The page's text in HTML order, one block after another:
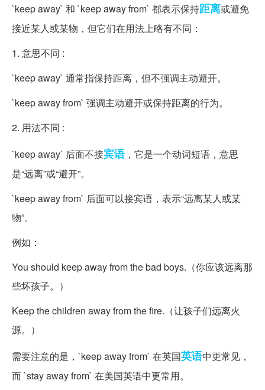
`keep away` 和 `keep away from` 都表示保持距离或避免
接近某人或某物，但它们在用法上略有不同：
1. 意思不同 :
`keep away` 通常指保持距离，但不强调主动避开。
`keep away from` 强调主动避开或保持距离的行为。
2. 用法不同 :
`keep away` 后面不接宾语，它是一个动词短语，意思
是“远离”或“避开”。
`keep away from` 后面可以接宾语，表示“远离某人或某
物”。
例如：
You should keep away from the bad boys.（你应该远离那
些坏孩子。）
Keep the children away from the fire.（让孩子们远离火
源。）
需要注意的是，`keep away from` 在英国英语中更常见，
而 `stay away from` 在美国英语中更常用。